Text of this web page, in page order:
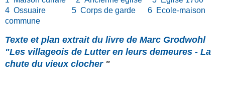
4 Ossuaire 5 Corps de garde 6 Ecole-maison
commune
Texte et plan extrait du livre de Marc Grodwohl
"Les villageois de Lutter en leurs demeures - La
chute du vieux clocher "